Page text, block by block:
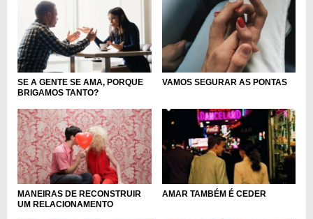
SE A GENTE SE AMA, PORQUE
BRIGAMOS TANTO?
VAMOS SEGURAR AS PONTAS
MANEIRAS DE RECONSTRUIR
UM RELACIONAMENTO
AMAR TAMBÉM É CEDER